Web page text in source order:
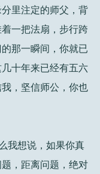
里注定的师父，背
一把法扇，步行跨
那一瞬间，你就已
十年来已经有五六
，坚信师公，你也
我想说，如果你真
，距离问题，绝对